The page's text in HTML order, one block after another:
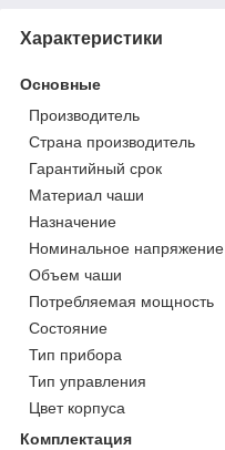
Характеристики
Основные
Производитель
Страна производитель
Гарантийный срок
Материал чаши
Назначение
Номинальное напряжение
Объем чаши
Потребляемая мощность
Состояние
Тип прибора
Тип управления
Цвет корпуса
Комплектация